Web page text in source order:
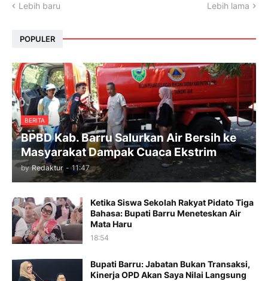
Lebih baru Lebih lama
POPULER
BERITA
BPBD Kab. Barru Salurkan Air Bersih ke
Masyarakat Dampak Cuaca Ekstrim
by Redaktur - 11:47
Ketika Siswa Sekolah Rakyat Pidato Tiga
Bahasa: Bupati Barru Meneteskan Air
Mata Haru
18:54
Bupati Barru: Jabatan Bukan Transaksi,
Kinerja OPD Akan Saya Nilai Langsung